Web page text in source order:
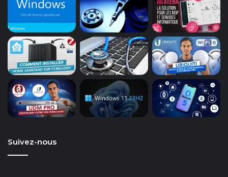
Suivez-nous